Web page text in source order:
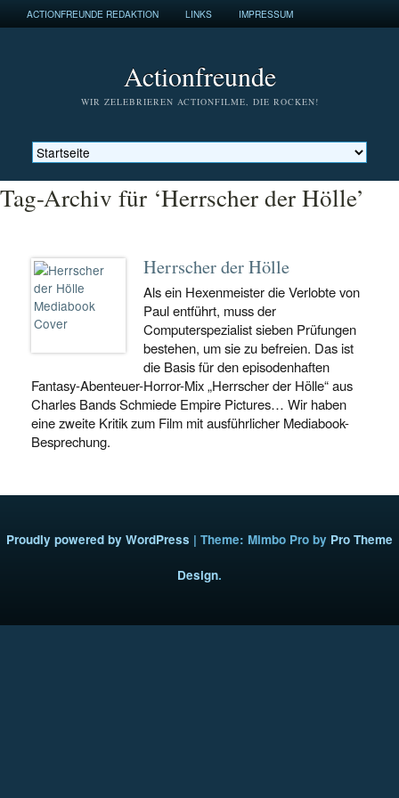
ACTIONFREUNDE REDAKTION LINKS IMPRESSUM
Actionfreunde
WIR ZELEBRIEREN ACTIONFILME, DIE ROCKEN!
Tag-Archiv für ‘Herrscher der Hölle’
Herrscher der Hölle
Als ein Hexenmeister die Verlobte von
Paul entführt, muss der
Computerspezialist sieben Prüfungen
bestehen, um sie zu befreien. Das ist
die Basis für den episodenhaften
Fantasy-Abenteuer-Horror-Mix „Herrscher der Hölle“ aus
Charles Bands Schmiede Empire Pictures… Wir haben
eine zweite Kritik zum Film mit ausführlicher Mediabook-
Besprechung.
Proudly powered by WordPress | Theme: Mimbo Pro by Pro Theme
Design.